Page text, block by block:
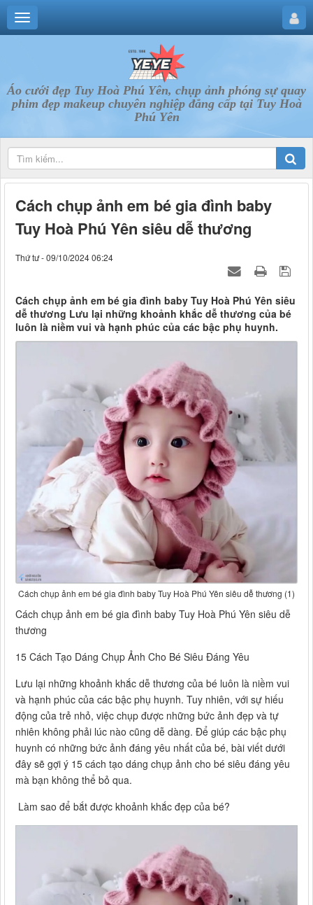
Áo cưới đẹp Tuy Hoà Phú Yên, chụp ảnh phóng sự quay
phim đẹp makeup chuyên nghiệp đẳng cấp tại Tuy Hoà
Phú Yên
Cách chụp ảnh em bé gia đình baby
Tuy Hoà Phú Yên siêu dễ thương
Thứ tư - 09/10/2024 06:24
Cách chụp ảnh em bé gia đình baby Tuy Hoà Phú Yên siêu
dễ thương Lưu lại những khoảnh khắc dễ thương của bé
luôn là niềm vui và hạnh phúc của các bậc phụ huynh.
Cách chụp ảnh em bé gia đình baby Tuy Hoà Phú Yên siêu dễ thương (1)
Cách chụp ảnh em bé gia đình baby Tuy Hoà Phú Yên siêu dễ
thương
15 Cách Tạo Dáng Chụp Ảnh Cho Bé Siêu Đáng Yêu
Lưu lại những khoảnh khắc dễ thương của bé luôn là niềm vui
và hạnh phúc của các bậc phụ huynh. Tuy nhiên, với sự hiếu
động của trẻ nhỏ, việc chụp được những bức ảnh đẹp và tự
nhiên không phải lúc nào cũng dễ dàng. Để giúp các bậc phụ
huynh có những bức ảnh đáng yêu nhất của bé, bài viết dưới
đây sẽ gợi ý 15 cách tạo dáng chụp ảnh cho bé siêu đáng yêu
mà bạn không thể bỏ qua.
Làm sao để bắt được khoảnh khắc đẹp của bé?